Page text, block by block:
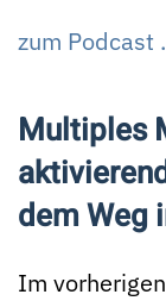
zum Podcast .
Multiples
dem Weg
Im